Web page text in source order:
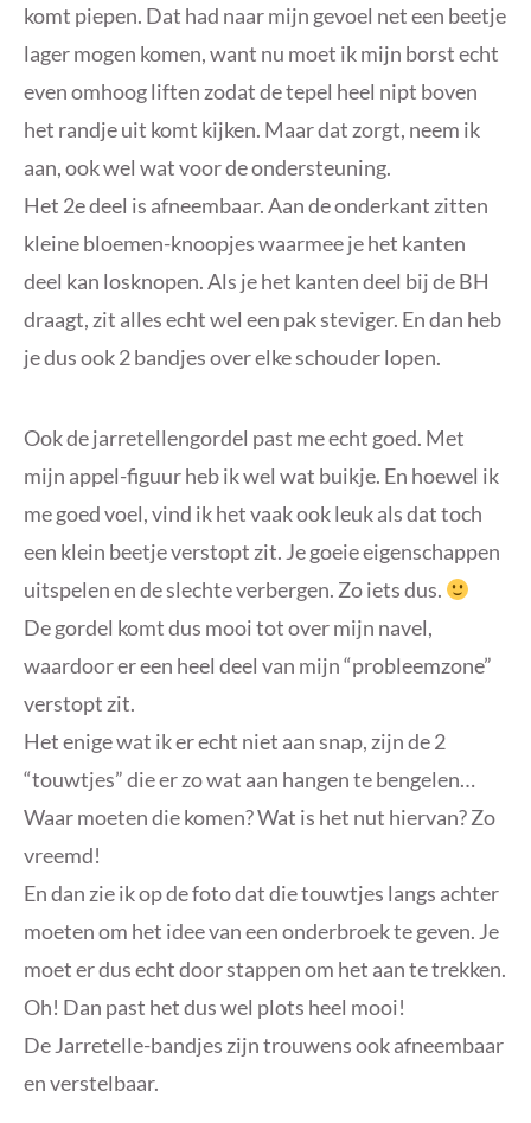
komt piepen. Dat had naar mijn gevoel net een beetje
lager mogen komen, want nu moet ik mijn borst echt
even omhoog liften zodat de tepel heel nipt boven
het randje uit komt kijken. Maar dat zorgt, neem ik
aan, ook wel wat voor de ondersteuning.
Het 2e deel is afneembaar. Aan de onderkant zitten
kleine bloemen-knoopjes waarmee je het kanten
deel kan losknopen. Als je het kanten deel bij de BH
draagt, zit alles echt wel een pak steviger. En dan heb
je dus ook 2 bandjes over elke schouder lopen.
Ook de jarretellengordel past me echt goed. Met
mijn appel-figuur heb ik wel wat buikje. En hoewel ik
me goed voel, vind ik het vaak ook leuk als dat toch
een klein beetje verstopt zit. Je goeie eigenschappen
uitspelen en de slechte verbergen. Zo iets dus.
De gordel komt dus mooi tot over mijn navel,
waardoor er een heel deel van mijn “probleemzone”
verstopt zit.
Het enige wat ik er echt niet aan snap, zijn de 2
“touwtjes” die er zo wat aan hangen te bengelen…
Waar moeten die komen? Wat is het nut hiervan? Zo
vreemd!
En dan zie ik op de foto dat die touwtjes langs achter
moeten om het idee van een onderbroek te geven. Je
moet er dus echt door stappen om het aan te trekken.
Oh! Dan past het dus wel plots heel mooi!
De Jarretelle-bandjes zijn trouwens ook afneembaar
en verstelbaar.